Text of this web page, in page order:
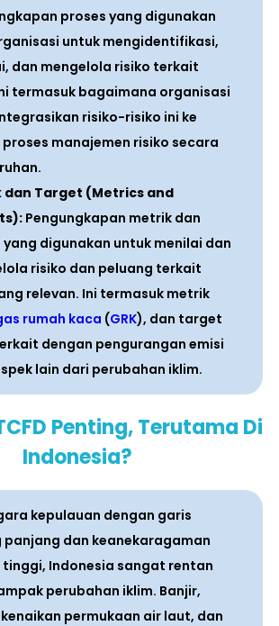
proses yang digunakan
untuk mengidentifikasi,
dan mengelola risiko terkait
termasuk bagaimana organisasi
risiko-risiko ini ke
manajemen risiko secara
dan Target (Metrics and
Pengungkapan metrik dan
digunakan untuk menilai dan
risiko dan peluang terkait
relevan. Ini termasuk metrik
rumah kaca (GRK), dan target
dengan pengurangan emisi
lain dari perubahan iklim.
Penting, Terutama Di
Indonesia?
kepulauan dengan garis
dan keanekaragaman
Indonesia sangat rentan
perubahan iklim. Banjir,
permukaan air laut, dan